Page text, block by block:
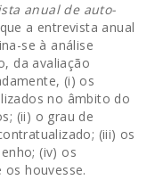
anual de auto-
a entrevista anual
se à análise
da avaliação
(i) os
no âmbito do
(ii) o grau de
(iii) os
(iv) os
houvesse.